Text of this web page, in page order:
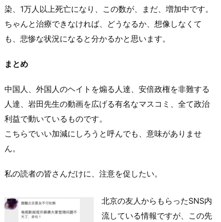
染、1万人以上死亡になり、この数が、まだ、増加中です。
ちゃんと治療できなければ、どうなるか、想像しなくて
も、悲惨な状況になると分かるかと思います。
まとめ
中国人、外国人のヘイトを煽る人達、安倍政権を非難する
人達、岩田先生の動画を広げる有名なマスコミ、全て政治
利益で動いているものです。
こちらでいい加減にしろうと呼んでも、意味がありませ
ん。
私の読者の皆さんだけに、注意を促したい。
北京の友人からもらったSNS内
流している情報ですが、この先